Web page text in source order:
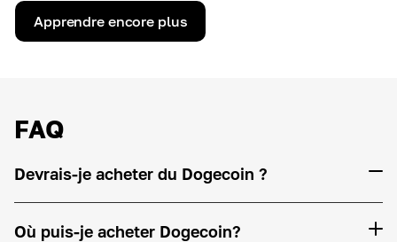
Apprendre encore plus
FAQ
Devrais-je acheter du Dogecoin ?
Où puis-je acheter Dogecoin?